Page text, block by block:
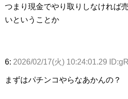
つまり現金でやり取りしなければ
いということか
6: 2026/02/17(火) 10:24:01.29
まずはパチンコやらなあかんの？